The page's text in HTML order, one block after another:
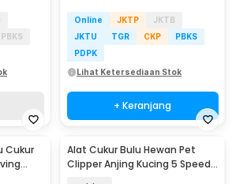
PBKS
Online JKTP
JKTB
JKTU
TGR CKP
PBKS
PDPK
Lihat Ketersediaan Stok
+ Keranjang
Cukur
Alat Cukur Bulu Hewan Pet
Clipper Anjing Kucing 5 Speed